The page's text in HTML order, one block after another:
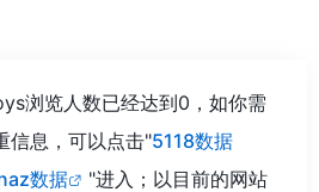
浏览人数已经达到0，如你需
信息，可以点击"5118数据
数据
"进入；以目前的网站